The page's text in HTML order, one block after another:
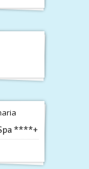
****+